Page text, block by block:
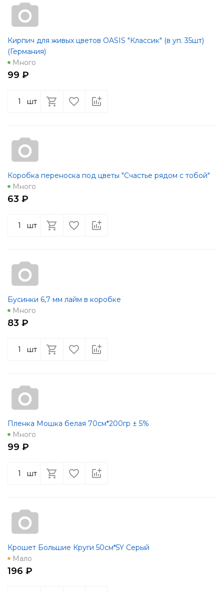
Кирпич для живых цветов OASIS "Классик" (в уп. 35шт)
(Германия)
Много
99 ₽
шт
Коробка переноска под цветы "Счастье рядом с тобой"
Много
63 ₽
шт
Бусинки 6,7 мм лайм в коробке
Много
83 ₽
шт
Пленка Мошка белая 70см*200гр ± 5%
Много
99 ₽
шт
Крошет Большие Круги 50см*5Y Серый
Мало
196 ₽